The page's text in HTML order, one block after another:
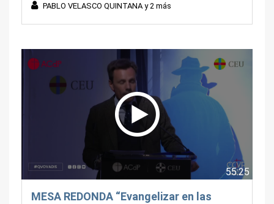
PABLO VELASCO QUINTANA y 2 más
55:25
MESA REDONDA “Evangelizar en las